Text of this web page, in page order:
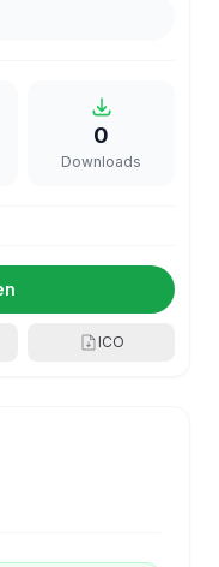
0
Downloads
ICO